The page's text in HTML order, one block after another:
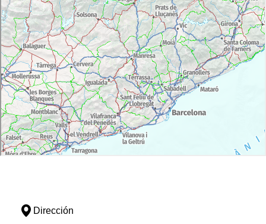
Dirección